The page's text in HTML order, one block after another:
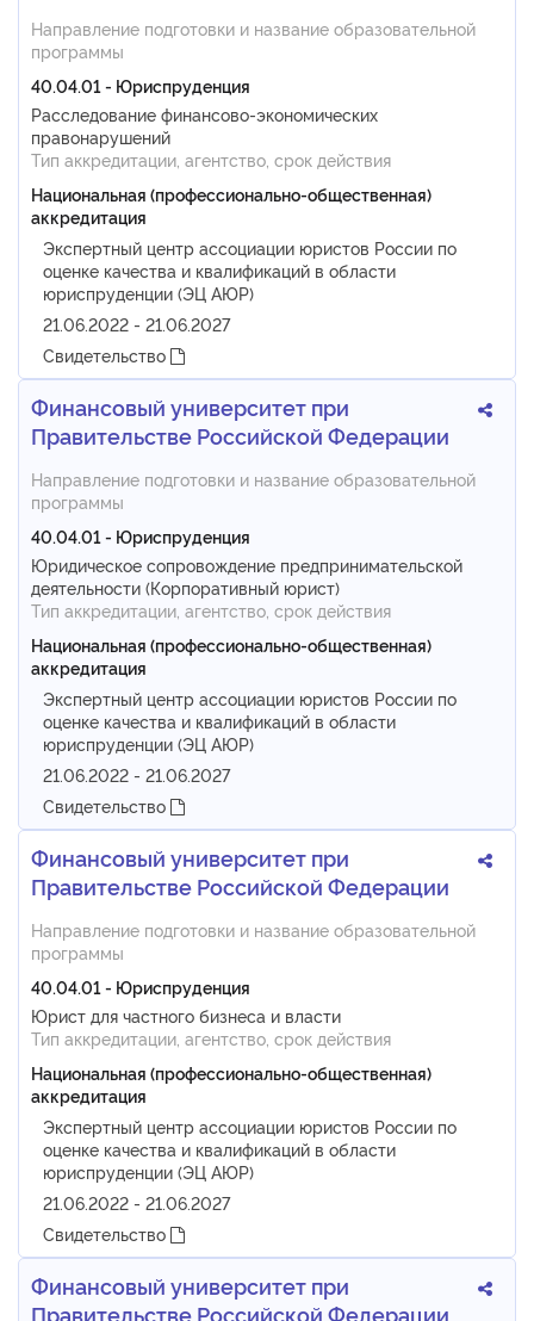
Направление подготовки и название образовательной
программы
40.04.01 - Юриспруденция
Расследование финансово-экономических
правонарушений
Тип аккредитации, агентство, срок действия
Национальная (профессионально-общественная)
аккредитация
Экспертный центр ассоциации юристов России по
оценке качества и квалификаций в области
юриспруденции (ЭЦ АЮР)
21.06.2022 - 21.06.2027
Свидетельство
Финансовый университет при
Правительстве Российской Федерации
Направление подготовки и название образовательной
программы
40.04.01 - Юриспруденция
Юридическое сопровождение предпринимательской
деятельности (Корпоративный юрист)
Тип аккредитации, агентство, срок действия
Национальная (профессионально-общественная)
аккредитация
Экспертный центр ассоциации юристов России по
оценке качества и квалификаций в области
юриспруденции (ЭЦ АЮР)
21.06.2022 - 21.06.2027
Свидетельство
Финансовый университет при
Правительстве Российской Федерации
Направление подготовки и название образовательной
программы
40.04.01 - Юриспруденция
Юрист для частного бизнеса и власти
Тип аккредитации, агентство, срок действия
Национальная (профессионально-общественная)
аккредитация
Экспертный центр ассоциации юристов России по
оценке качества и квалификаций в области
юриспруденции (ЭЦ АЮР)
21.06.2022 - 21.06.2027
Свидетельство
Финансовый университет при
Правительстве Российской Федерации